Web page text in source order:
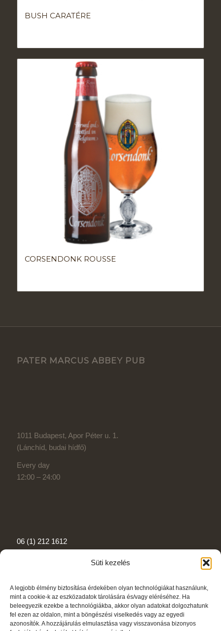
Süti kezelés
A legjobb élmény biztosítása érdekében olyan technológiákat használunk,
mint a cookie-k az eszközadatok tárolására és/vagy eléréséhez. Ha
beleegyezik ezekbe a technológiákba, akkor olyan adatokat dolgozhatunk
fel ezen az oldalon, mint a böngészési viselkedés vagy az egyedi
azonosítók. A hozzájárulás elmulasztása vagy visszavonása bizonyos
BUSH CARATÉRE
CORSENDONK ROUSSE
PATER MARCUS ABBEY PUB
1011 Budapest, Apor Péter u. 1.
(Lánchíd, budai hídfő)
Every day
12:00 – 24:00
06 (1) 212 1612
patermarcusbp@gmail.com
Privacy policy